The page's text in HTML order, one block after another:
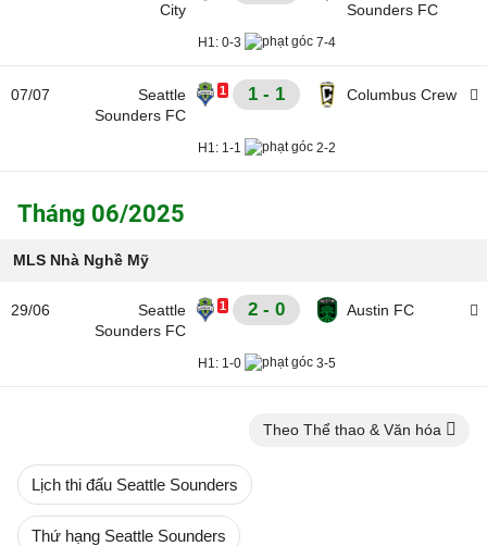
City
Sounders FC
H1: 0-3 7-4
07/07
Seattle
Sounders FC
1 1 - 1 Columbus Crew
H1: 1-1 2-2
Tháng 06/2025
MLS Nhà Nghề Mỹ
29/06
Seattle
Sounders FC
1 2 - 0 Austin FC
H1: 1-0 3-5
Theo Thể thao & Văn hóa
Lịch thi đấu Seattle Sounders
Thứ hạng Seattle Sounders